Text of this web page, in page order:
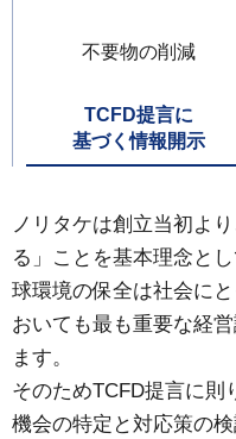
不要物の削減
TCFD提言に
基づく情報開示
ノリタケは創立当初よ
る」ことを基本理念と
球環境の保全は社会に
おいても最も重要な経
ます。
そのためTCFD提言に則
機会の特定と対応策の